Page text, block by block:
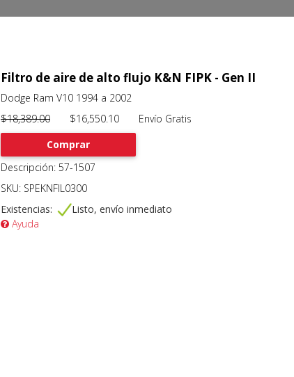
Filtro de aire de alto flujo K&N FIPK - Gen II
Dodge Ram V10 1994 a 2002
$18,389.00$16,550.10 Envío Gratis
Comprar
Descripción: 57-1507
SKU: SPEKNFIL0300
Existencias:
Listo, envío inmediato
Ayuda